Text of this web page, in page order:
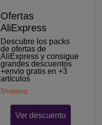
Ofertas
AliExpress
Descubre los packs
de ofertas de
AliExpress y consigue
grandes descuentos
+envío gratis en +3
artículos
Shopping
Ver descuento